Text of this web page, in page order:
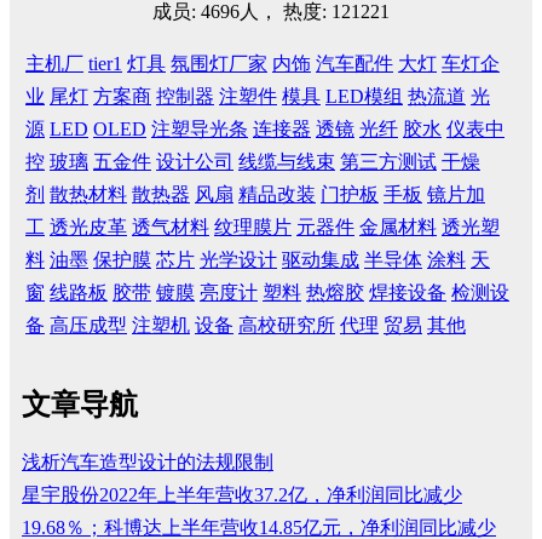
成员: 4696人， 热度: 121221
主机厂 tier1 灯具 氛围灯厂家 内饰 汽车配件 大灯 车灯企
业 尾灯 方案商 控制器 注塑件 模具 LED模组 热流道 光
源 LED OLED 注塑导光条 连接器 透镜 光纤 胶水 仪表中
控 玻璃 五金件 设计公司 线缆与线束 第三方测试 干燥
剂 散热材料 散热器 风扇 精品改装 门护板 手板 镜片加
工 透光皮革 透气材料 纹理膜片 元器件 金属材料 透光塑
料 油墨 保护膜 芯片 光学设计 驱动集成 半导体 涂料 天
窗 线路板 胶带 镀膜 亮度计 塑料 热熔胶 焊接设备 检测设
备 高压成型 注塑机 设备 高校研究所 代理 贸易 其他
文章导航
浅析汽车造型设计的法规限制
星宇股份2022年上半年营收37.2亿，净利润同比减少
19.68％；科博达上半年营收14.85亿元，净利润同比减少